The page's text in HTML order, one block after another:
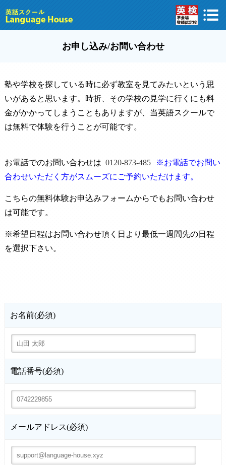
お申し込み/お問い合わせ
塾や学校を探している時に必ず教室を見てみたいという思
いがあると思います。時折、その学校の見学に行くにも料
金がかかってしまうこともありますが、当英語スクールで
は無料で体験を行うことが可能です。
お電話でのお問い合わせは 0120-873-485
※お電話でお問い
合わせいただく方がスムーズにご予約いただけます。
こちらの無料体験お申込みフォームからでもお問い合わせ
は可能です。
※希望日程はお問い合わせ頂く日より最低一週間先の日程
を選択下さい。
お名前(必須)
電話番号(必須)
メールアドレス(必須)